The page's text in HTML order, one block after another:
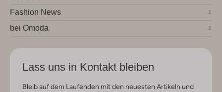
Fashion News
bei Omoda
Lass uns in Kontakt bleiben
Bleib auf dem Laufenden mit den neuesten Artikeln und